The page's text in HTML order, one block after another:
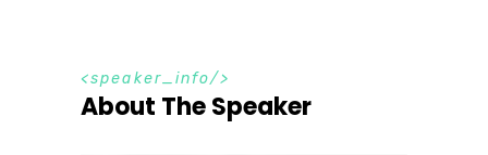
speaker_info
About The Speaker